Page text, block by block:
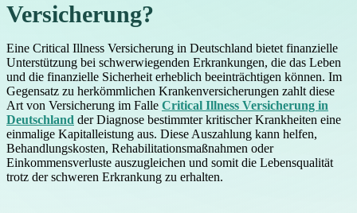
Versicherung?
Eine Critical Illness Versicherung in Deutschland bietet finanzielle
Unterstützung bei schwerwiegenden Erkrankungen, die das Leben
und die finanzielle Sicherheit erheblich beeinträchtigen können. Im
Gegensatz zu herkömmlichen Krankenversicherungen zahlt diese
Art von Versicherung im Falle Critical Illness Versicherung in
Deutschland der Diagnose bestimmter kritischer Krankheiten eine
einmalige Kapitalleistung aus. Diese Auszahlung kann helfen,
Behandlungskosten, Rehabilitationsmaßnahmen oder
Einkommensverluste auszugleichen und somit die Lebensqualität
trotz der schweren Erkrankung zu erhalten.